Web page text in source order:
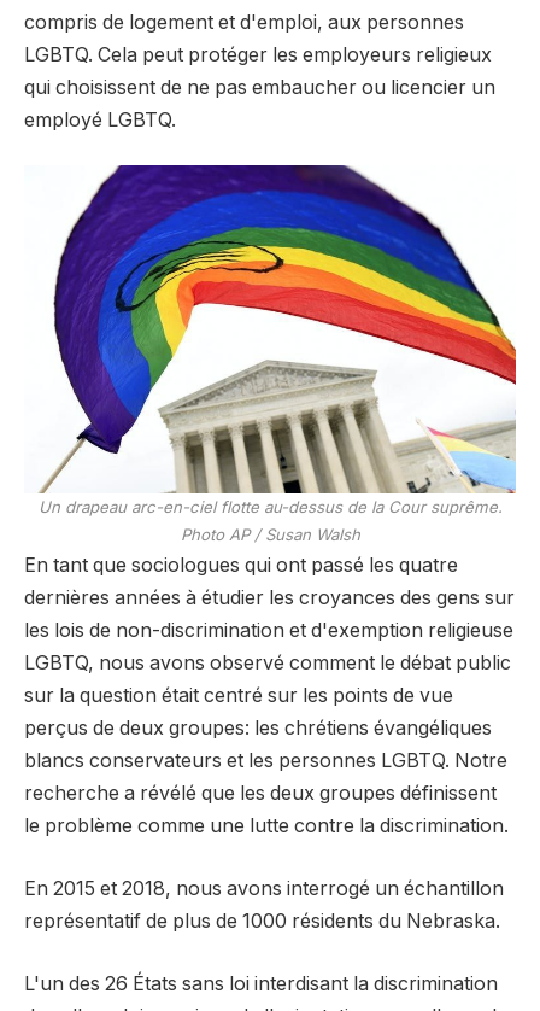
compris de logement et d'emploi, aux personnes
LGBTQ. Cela peut protéger les employeurs religieux
qui choisissent de ne pas embaucher ou licencier un
employé LGBTQ.
Un drapeau arc-en-ciel flotte au-dessus de la Cour suprême.
Photo AP / Susan Walsh
En tant que sociologues qui ont passé les quatre
dernières années à étudier les croyances des gens sur
les lois de non-discrimination et d'exemption religieuse
LGBTQ, nous avons observé comment le débat public
sur la question était centré sur les points de vue
perçus de deux groupes: les chrétiens évangéliques
blancs conservateurs et les personnes LGBTQ. Notre
recherche a révélé que les deux groupes définissent
le problème comme une lutte contre la discrimination.
En 2015 et 2018, nous avons interrogé un échantillon
représentatif de plus de 1000 résidents du Nebraska.
L'un des 26 États sans loi interdisant la discrimination